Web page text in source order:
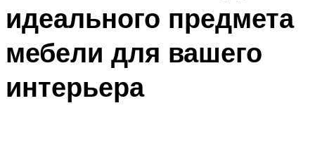
идеального предмета
мебели для вашего
интерьера